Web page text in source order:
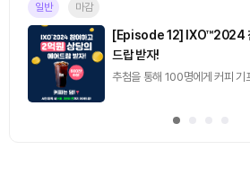
일반 마감
[Episode 12] IXO™2024
드랍 받자!
추첨을 통해 100명에게 커피 기